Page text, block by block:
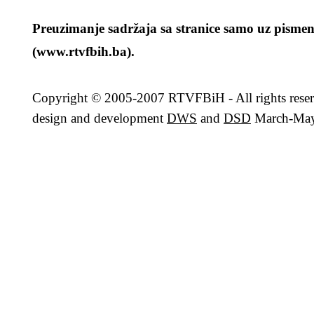
Preuzimanje sadržaja sa stranice samo uz
(www.rtvfbih.ba).
Copyright © 2005-2007 RTVFBiH - All rights
design and development DWS and DSD March-